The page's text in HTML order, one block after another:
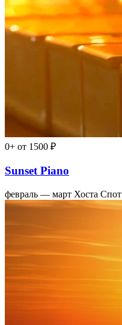
0+ от 1500 ₽
Sunset Piano
февраль — март Хоста Спот